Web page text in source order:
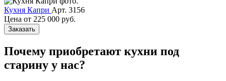
Кухня Капри Арт. 3156
Цена от 225 000 руб.
Заказать
Почему приобретают кухни под
старину у нас?